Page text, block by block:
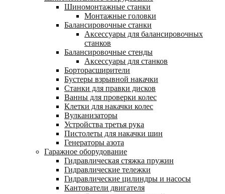
Шиномонтажные станки
Монтажные головки
Балансировочные станки
Аксессуары для балансировочных
станков
Балансировочные стенды
Аксессуары для станков
Борторасширители
Бустеры взрывной накачки
Станки для правки дисков
Ванны для проверки колес
Клетки для накачки колес
Вулканизаторы
Устройства третья рука
Пистолеты для накачки шин
Генераторы азота
Гаражное оборудование
Гидравлическая стяжка пружин
Гидравлические тележки
Гидравлические цилиндры и насосы
Кантователи двигателя